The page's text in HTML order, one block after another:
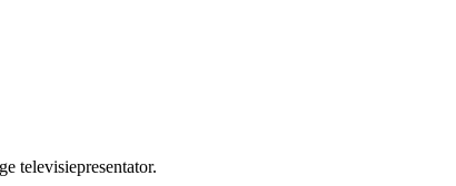
televisiepresentator.